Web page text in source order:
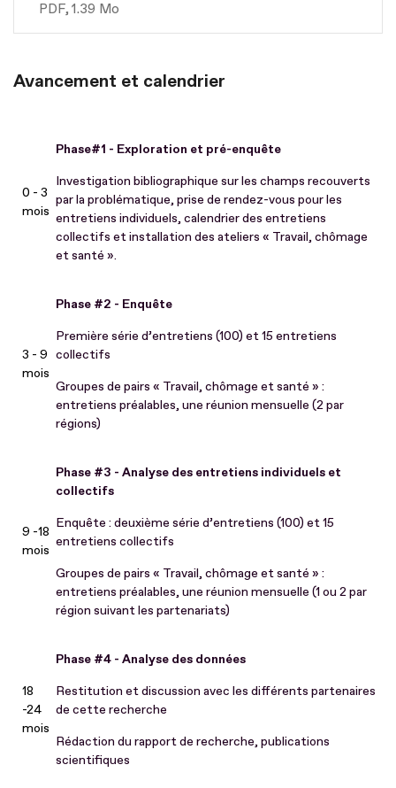
PDF 1.39 Mo
Avancement et calendrier
0 - 3
mois
Phase#1 - Exploration et pré-enquête
Investigation bibliographique sur les champs recouverts
par la problématique, prise de rendez-vous pour les
entretiens individuels, calendrier des entretiens
collectifs et installation des ateliers « Travail, chômage
et santé ».
3 - 9
mois
Phase #2 - Enquête
Première série d’entretiens (100) et 15 entretiens
collectifs
Groupes de pairs « Travail, chômage et santé » :
entretiens préalables, une réunion mensuelle (2 par
régions)
9 -18
mois
Phase #3 - Analyse des entretiens individuels et
collectifs
Enquête : deuxième série d’entretiens (100) et 15
entretiens collectifs
Groupes de pairs « Travail, chômage et santé » :
entretiens préalables, une réunion mensuelle (1 ou 2 par
région suivant les partenariats)
18
-24
mois
Phase #4 - Analyse des données
Restitution et discussion avec les différents partenaires
de cette recherche
Rédaction du rapport de recherche, publications
scientifiques